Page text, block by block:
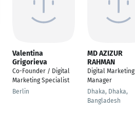
Valentina
Grigorieva
Co-Founder / Digital
Marketing Specialist
Berlin
MD AZIZUR
RAHMAN
Digital Marketing
Manager
Dhaka, Dhaka,
Bangladesh